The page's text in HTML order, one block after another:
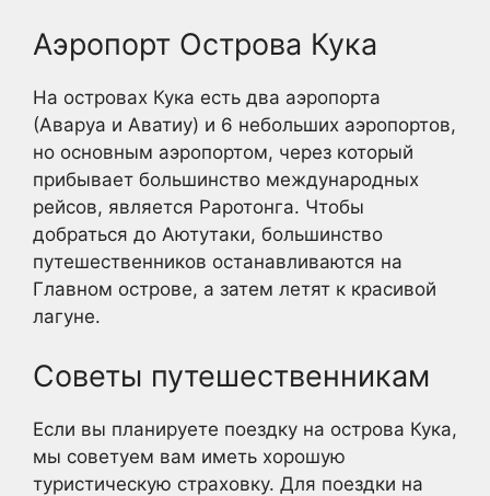
Аэропорт Острова Кука
На островах Кука есть два аэропорта
(Аваруа и Аватиу) и 6 небольших аэропортов,
но основным аэропортом, через который
прибывает большинство международных
рейсов, является Раротонга. Чтобы
добраться до Аютутаки, большинство
путешественников останавливаются на
Главном острове, а затем летят к красивой
лагуне.
Советы путешественникам
Если вы планируете поездку на острова Кука,
мы советуем вам иметь хорошую
туристическую страховку. Для поездки на